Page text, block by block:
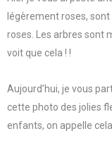
légèrement roses,
roses. Les arbres sont
voit que cela ! !
Aujourd’hui, je vous
cette photo des jolies
enfants, on appelle